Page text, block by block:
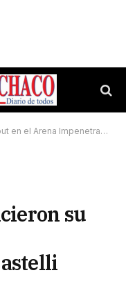
Impenetrable de Castelli
su